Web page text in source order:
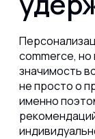
commerce, но
значимость
не просто о
именно